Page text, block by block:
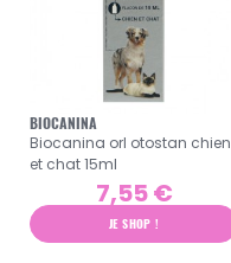
BIOCANINA
Biocanina orl otostan chien
et chat 15ml
7,55 €
JE SHOP !